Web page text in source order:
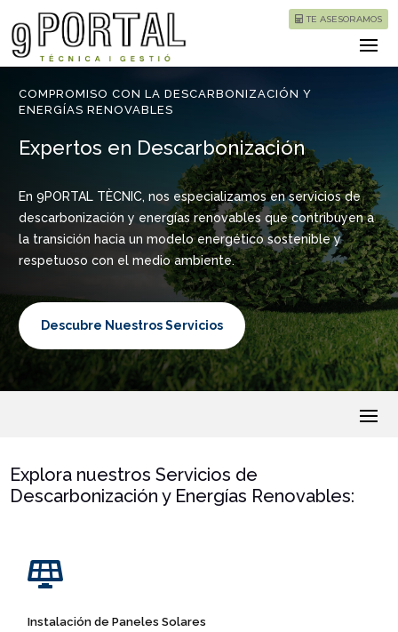
TE ASESORAMOS
COMPROMISO CON LA DESCARBONIZACIÓN Y
ENERGÍAS RENOVABLES
Expertos en Descarbonización
En 9PORTAL TÈCNIC, nos especializamos en servicios de
descarbonización y energías renovables que contribuyen a
la transición hacia un modelo energético sostenible y
respetuoso con el medio ambiente.
Descubre Nuestros Servicios
Explora nuestros Servicios de
Descarbonización y Energías Renovables:

Instalación de Paneles Solares